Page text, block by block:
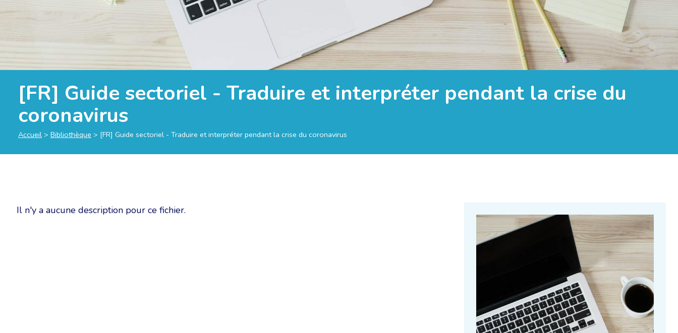
[FR] Guide sectoriel - Traduire et interpréter pendant la crise du
coronavirus
Accueil > Bibliothèque > [FR] Guide sectoriel - Traduire et interpréter pendant la crise du coronavirus
Il n'y a aucune description pour ce fichier.